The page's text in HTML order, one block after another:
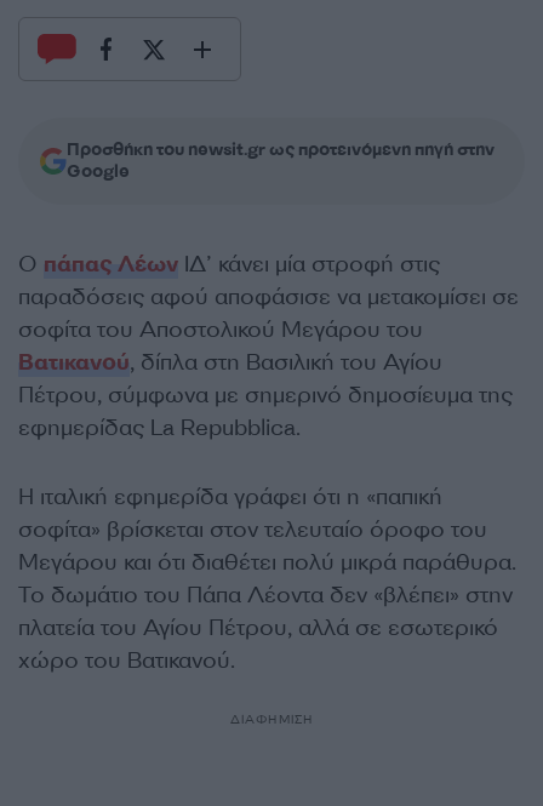
Προσθήκη του newsit.gr ως προτεινόμενη πηγή στην
Google
Ο πάπας Λέων ΙΔ’ κάνει μία στροφή στις
παραδόσεις αφού αποφάσισε να μετακομίσει σε
σοφίτα του Αποστολικού Μεγάρου του
Βατικανού, δίπλα στη Βασιλική του Αγίου
Πέτρου, σύμφωνα με σημερινό δημοσίευμα της
εφημερίδας La Repubblica.
Η ιταλική εφημερίδα γράφει ότι η «παπική
σοφίτα» βρίσκεται στον τελευταίο όροφο του
Μεγάρου και ότι διαθέτει πολύ μικρά παράθυρα.
Το δωμάτιο του Πάπα Λέοντα δεν «βλέπει» στην
πλατεία του Αγίου Πέτρου, αλλά σε εσωτερικό
χώρο του Βατικανού.
ΔΙΑΦΗΜΙΣΗ